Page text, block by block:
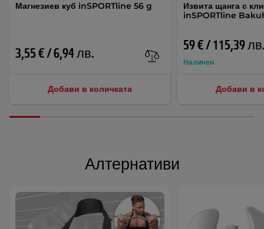
Магнезиев куб inSPORTline 56 g
3,55 € / 6,94 лв.
Добави в количката
Извита щанга с
inSPORTline
59 € / 115,39
Наличен
Добави в
Алтернативи